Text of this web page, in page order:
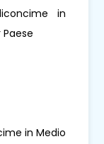
in
in Medio